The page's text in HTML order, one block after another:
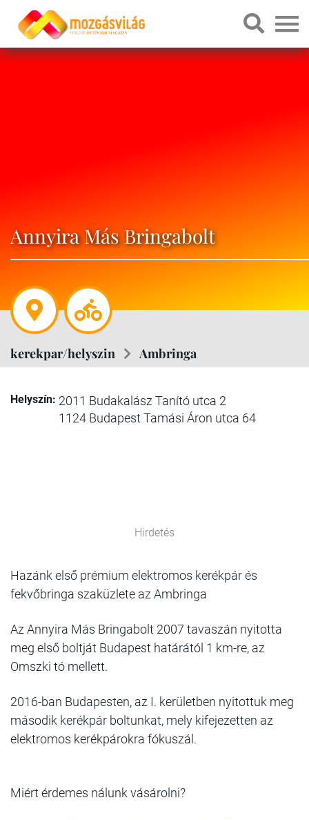
Annyira Más Bringabolt
kerekpar/helyszin Ambringa
Helyszín: 2011 Budakalász Tanító utca 2
1124 Budapest Tamási Áron utca 64
Hirdetés
Hazánk első prémium elektromos kerékpár és
fekvőbringa szaküzlete az Ambringa
Az Annyira Más Bringabolt 2007 tavaszán nyitotta
meg első boltját Budapest határától 1 km-re, az
Omszki tó mellett.
2016-ban Budapesten, az I. kerületben nyitottuk meg
második kerékpár boltunkat, mely kifejezetten az
elektromos kerékpárokra fókuszál.
Miért érdemes nálunk vásárolni?